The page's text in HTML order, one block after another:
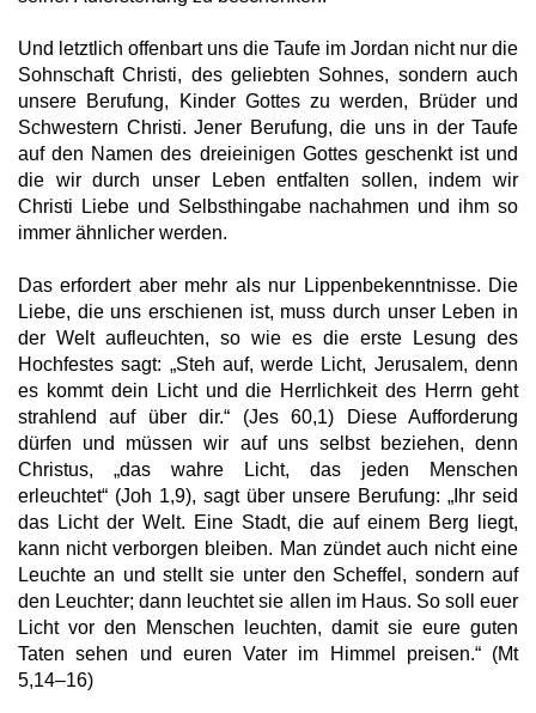
Und letztlich offenbart uns die Taufe im Jordan nicht nur die
Sohnschaft Christi, des geliebten Sohnes, sondern auch
unsere Berufung, Kinder Gottes zu werden, Brüder und
Schwestern Christi. Jener Berufung, die uns in der Taufe
auf den Namen des dreieinigen Gottes geschenkt ist und
die wir durch unser Leben entfalten sollen, indem wir
Christi Liebe und Selbsthingabe nachahmen und ihm so
immer ähnlicher werden.
Das erfordert aber mehr als nur Lippenbekenntnisse. Die
Liebe, die uns erschienen ist, muss durch unser Leben in
der Welt aufleuchten, so wie es die erste Lesung des
Hochfestes sagt: „Steh auf, werde Licht, Jerusalem, denn
es kommt dein Licht und die Herrlichkeit des Herrn geht
strahlend auf über dir.“ (Jes 60,1) Diese Aufforderung
dürfen und müssen wir auf uns selbst beziehen, denn
Christus, „das wahre Licht, das jeden Menschen
erleuchtet“ (Joh 1,9), sagt über unsere Berufung: „Ihr seid
das Licht der Welt. Eine Stadt, die auf einem Berg liegt,
kann nicht verborgen bleiben. Man zündet auch nicht eine
Leuchte an und stellt sie unter den Scheffel, sondern auf
den Leuchter; dann leuchtet sie allen im Haus. So soll euer
Licht vor den Menschen leuchten, damit sie eure guten
Taten sehen und euren Vater im Himmel preisen.“ (Mt
5,14–16)